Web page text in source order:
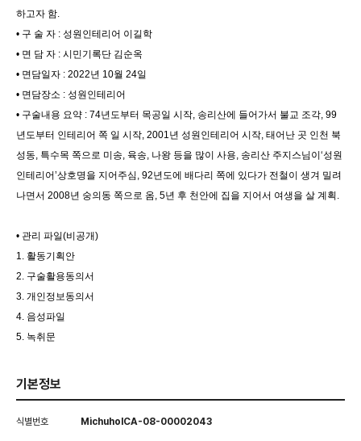
하고자 함.
• 구 술 자 : 성원인테리어 이길학
• 면 담 자 : 시민기록단 김순옥
• 면담일자 : 2022년 10월 24일
• 면담장소 : 성원인테리어
• 구술내용 요약 : 74년도부터 목공일 시작, 송리산에 들어가서 불교 조각, 99
년도부터 인테리어 쪽 일 시작, 2001년 성원인테리어 시작, 태어난 곳 인천 북
성동, 특수목 쪽으로 미송, 육송, 나왕 등을 많이 사용, 송리산 주지스님이‘성원
인테리어’상호명을 지어주심, 92년도에 배다리 쪽에 있다가 전철이 생겨 밀려
나면서 2008년 숭의동 쪽으로 옴, 5년 후 천안에 집을 지어서 여생을 살 계획.
• 관리 파일(비공개)
1. 활동기획안
2. 구술활용동의서
3. 개인정보동의서
4. 음성파일
5. 녹취문
기본정보
식별번호 MichuholCA-08-00002043